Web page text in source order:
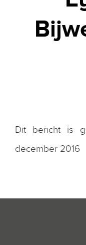
Dit bericht is
december 2016